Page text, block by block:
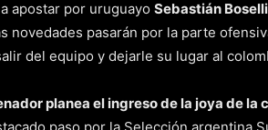
apostar por uruguayo Sebastián Boselli
novedades pasarán por la parte
del equipo y dejarle su lugar al
planea el ingreso de la joya de la
paso por la Selección argentina